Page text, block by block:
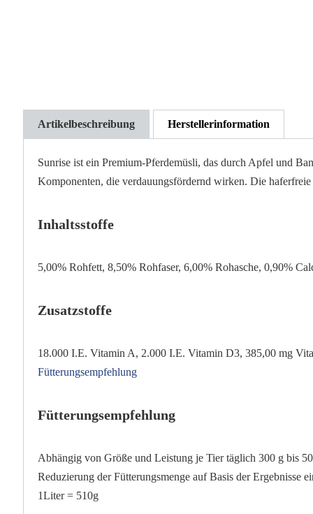
Artikelbeschreibung
Sunrise ist ein Premium-Pferdemüsli, das durch Apfel und
Komponenten, die verdauungsfördernd wirken. Die
Inhaltsstoffe
5,00% Rohfett, 8,50% Rohfaser, 6,00% Rohasche, 0,90%
Zusatzstoffe
18.000 I.E. Vitamin A, 2.000 I.E. Vitamin D3, 385,00 mg
Fütterungsempfehlung
Fütterungsempfehlung
Abhängig von Größe und Leistung je Tier täglich 300 g bis
Reduzierung der Fütterungsmenge auf Basis der Ergebnisse
1Liter = 510g
Herstellerinformation